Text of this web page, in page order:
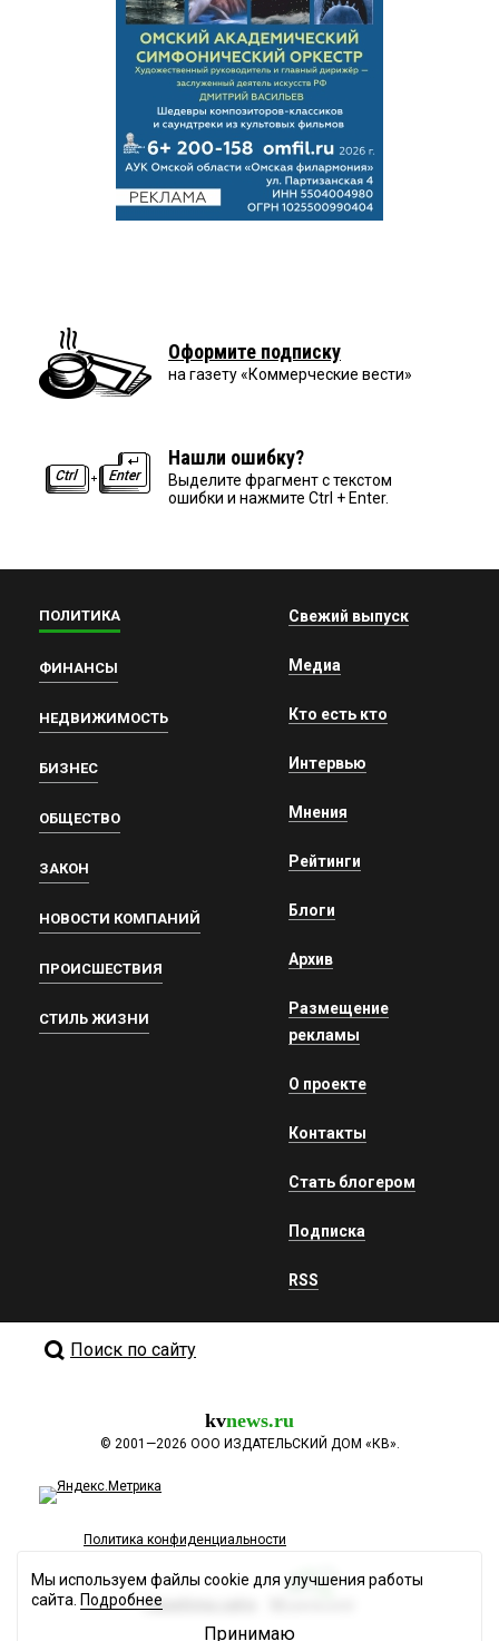
Оформите подписку
на газету «Коммерческие вести»
Нашли ошибку?
Выделите фрагмент с текстом
ошибки и нажмите Ctrl + Enter.
ПОЛИТИКА
ФИНАНСЫ
НЕДВИЖИМОСТЬ
БИЗНЕС
ОБЩЕСТВО
ЗАКОН
НОВОСТИ КОМПАНИЙ
ПРОИСШЕСТВИЯ
СТИЛЬ ЖИЗНИ
Свежий выпуск
Медиа
Кто есть кто
Интервью
Мнения
Рейтинги
Блоги
Архив
Размещение
рекламы
О проекте
Контакты
Стать блогером
Подписка
RSS
Поиск по сайту
kvnews.ru
© 2001—2026 ООО ИЗДАТЕЛЬСКИЙ ДОМ «КВ».
Политика конфиденциальности
Разработка сайта
Мы используем файлы cookie для улучшения работы
сайта. Подробнее
Принимаю